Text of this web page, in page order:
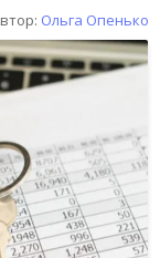
Ольга Опенько